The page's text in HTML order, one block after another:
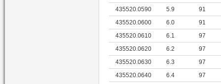
435520.0590
5.9
91
435520.0600
6.0
91
435520.0610
6.1
97
435520.0620
6.2
97
435520.0630
6.3
97
435520.0640
6.4
97